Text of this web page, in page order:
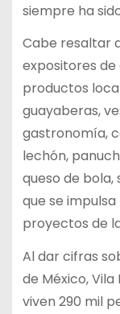
siempre ha
Cabe resaltar
expositores de
productos
guayaberas,
gastronomía,
lechón,
queso de bola,
que se
proyectos de
Al dar cifras
de México,
viven 290 mil